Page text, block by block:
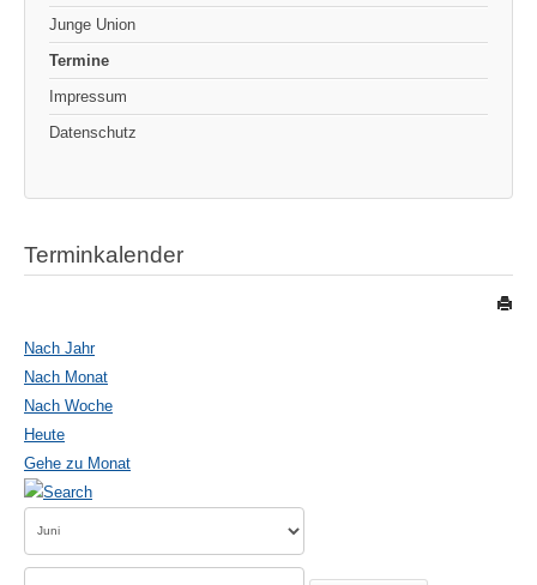
Junge Union
Termine
Impressum
Datenschutz
Terminkalender
Nach Jahr
Nach Monat
Nach Woche
Heute
Gehe zu Monat